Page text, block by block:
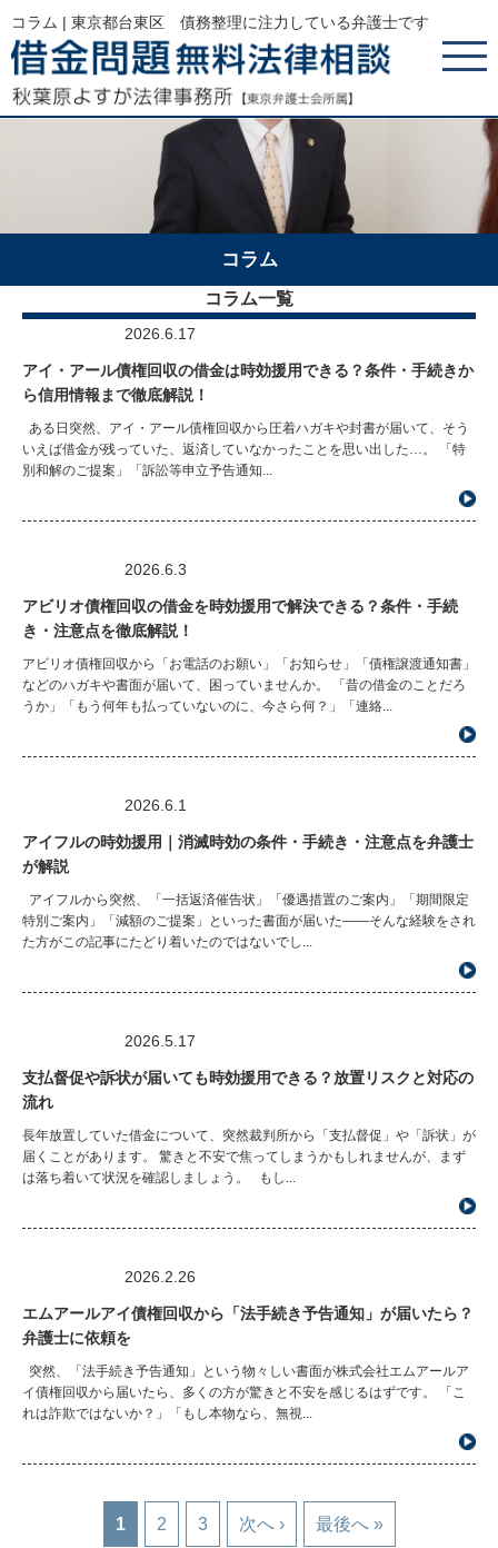
コラム | 東京都台東区 債務整理に注力している弁護士です
コラム
コラム一覧
2026.6.17
アイ・アール債権回収の借金は時効援用できる？条件・手続きか
ら信用情報まで徹底解説！
ある日突然、アイ・アール債権回収から圧着ハガキや封書が届いて、そう
いえば借金が残っていた、返済していなかったことを思い出した…。 「特
別和解のご提案」「訴訟等申立予告通知...
2026.6.3
アビリオ債権回収の借金を時効援用で解決できる？条件・手続
き・注意点を徹底解説！
アビリオ債権回収から「お電話のお願い」「お知らせ」「債権譲渡通知書」
などのハガキや書面が届いて、困っていませんか。 「昔の借金のことだろ
うか」「もう何年も払っていないのに、今さら何？」「連絡...
2026.6.1
アイフルの時効援用｜消滅時効の条件・手続き・注意点を弁護士
が解説
アイフルから突然、「一括返済催告状」「優遇措置のご案内」「期間限定
特別ご案内」「減額のご提案」といった書面が届いた――そんな経験をされ
た方がこの記事にたどり着いたのではないでし...
2026.5.17
支払督促や訴状が届いても時効援用できる？放置リスクと対応の
流れ
長年放置していた借金について、突然裁判所から「支払督促」や「訴状」が
届くことがあります。 驚きと不安で焦ってしまうかもしれませんが、まず
は落ち着いて状況を確認しましょう。 もし...
2026.2.26
エムアールアイ債権回収から「法手続き予告通知」が届いたら？
弁護士に依頼を
突然、「法手続き予告通知」という物々しい書面が株式会社エムアールア
イ債権回収から届いたら、多くの方が驚きと不安を感じるはずです。 「こ
れは詐欺ではないか？」「もし本物なら、無視...
1 2 3 次へ › 最後へ »